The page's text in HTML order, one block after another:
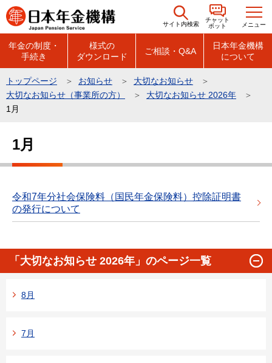
こ
の
先
サイト内検索
チャット
ボット
メニュー
年金の制度・
手続き
様式の
ダウンロード
ご相談・Q&A
日本年金機構
について
トップページ お知らせ
大切なお知らせ
大切なお知らせ（事業所の方）
大切なお知らせ 2026年
1月
こ
1月
令和7年分社会保険料（国民年金保険料）控除証明書
の発行について
「大切なお知らせ 2026年」のページ一覧
8月
7月